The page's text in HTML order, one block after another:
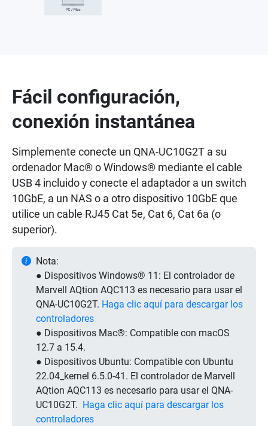
Fácil configuración,
conexión instantánea
Simplemente conecte un QNA-UC10G2T a su
ordenador Mac® o Windows® mediante el cable
USB 4 incluido y conecte el adaptador a un switch
10GbE, a un NAS o a otro dispositivo 10GbE que
utilice un cable RJ45 Cat 5e, Cat 6, Cat 6a (o
superior).
Nota:
● Dispositivos Windows® 11: El controlador de
Marvell AQtion AQC113 es necesario para usar el
QNA-UC10G2T. Haga clic aquí para descargar los
controladores
● Dispositivos Mac®: Compatible con macOS
12.7 a 15.4.
● Dispositivos Ubuntu: Compatible con Ubuntu
22.04_kernel 6.5.0-41. El controlador de Marvell
AQtion AQC113 es necesario para usar el QNA-
UC10G2T. Haga clic aquí para descargar los
controladores